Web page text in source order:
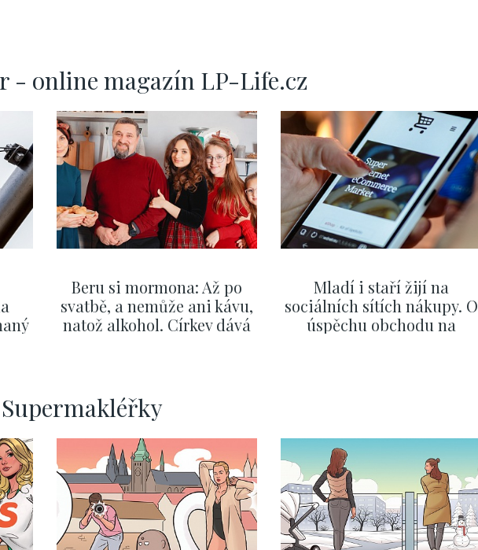
- online magazín LP-Life.cz
Beru si mormona: Až po
svatbě, a nemůže ani kávu,
natož alkohol. Církev dává
Mladí i staří žijí na
sociálních sítích nákupy. O
úspěchu obchodu na